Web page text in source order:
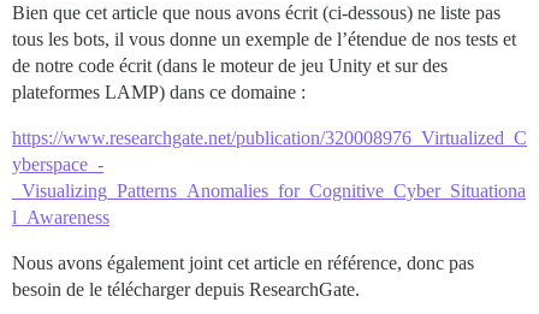
Bien que cet article que nous avons écrit (ci-dessous) ne liste pas
tous les bots, il vous donne un exemple de l’étendue de nos tests et
de notre code écrit (dans le moteur de jeu Unity et sur des
plateformes LAMP) dans ce domaine :
https://www.researchgate.net/publication/320008976_Virtualized_C
yberspace_-
_Visualizing_Patterns_Anomalies_for_Cognitive_Cyber_Situationa
l_Awareness
Nous avons également joint cet article en référence, donc pas
besoin de le télécharger depuis ResearchGate.